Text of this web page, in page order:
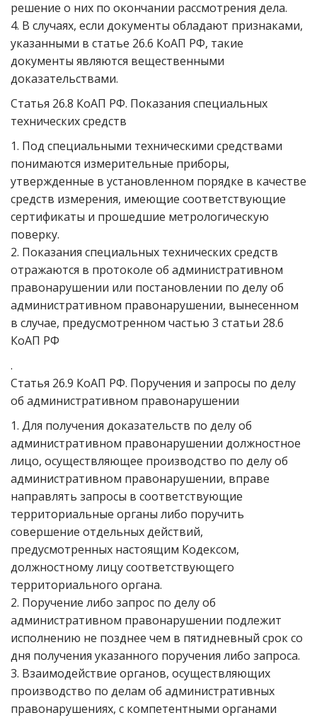
решение о них по окончании рассмотрения дела.
4. В случаях, если документы обладают признаками,
указанными в статье 26.6 КоАП РФ, такие
документы являются вещественными
доказательствами.
Статья 26.8 КоАП РФ. Показания специальных
технических средств
1. Под специальными техническими средствами
понимаются измерительные приборы,
утвержденные в установленном порядке в качестве
средств измерения, имеющие соответствующие
сертификаты и прошедшие метрологическую
поверку.
2. Показания специальных технических средств
отражаются в протоколе об административном
правонарушении или постановлении по делу об
административном правонарушении, вынесенном
в случае, предусмотренном частью 3 статьи 28.6
КоАП РФ
.
Статья 26.9 КоАП РФ. Поручения и запросы по делу
об административном правонарушении
1. Для получения доказательств по делу об
административном правонарушении должностное
лицо, осуществляющее производство по делу об
административном правонарушении, вправе
направлять запросы в соответствующие
территориальные органы либо поручить
совершение отдельных действий,
предусмотренных настоящим Кодексом,
должностному лицу соответствующего
территориального органа.
2. Поручение либо запрос по делу об
административном правонарушении подлежит
исполнению не позднее чем в пятидневный срок со
дня получения указанного поручения либо запроса.
3. Взаимодействие органов, осуществляющих
производство по делам об административных
правонарушениях, с компетентными органами